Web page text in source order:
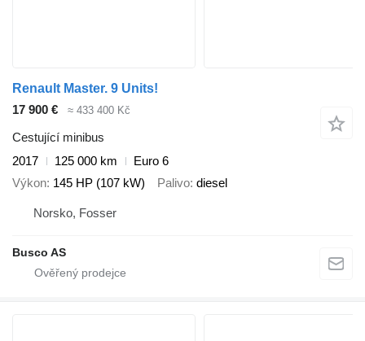
Renault Master. 9 Units!
17 900 €
≈ 433 400 Kč
Cestující minibus
2017
125 000 km
Euro 6
Výkon 145 HP (107 kW) Palivo diesel
Norsko, Fosser
Busco AS